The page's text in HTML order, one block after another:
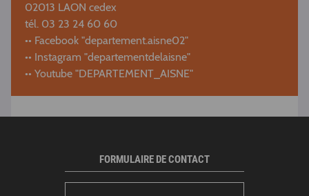
02013 LAON cedex
tél. 03 23 24 60 60
•• Facebook "departement.aisne02"
•• Instagram "departementdelaisne"
•• Youtube "DEPARTEMENT_AISNE"
FORMULAIRE DE CONTACT